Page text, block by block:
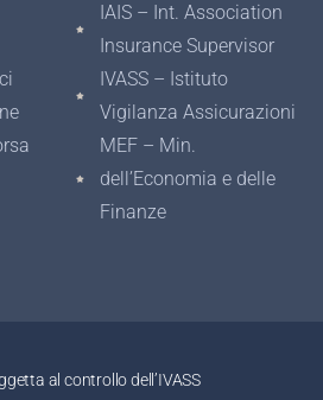
IAIS – Int. Association
Insurance Supervisor
IVASS – Istituto
Vigilanza Assicurazioni
MEF – Min.
dell’Economia e delle
Finanze
al controllo dell’IVASS